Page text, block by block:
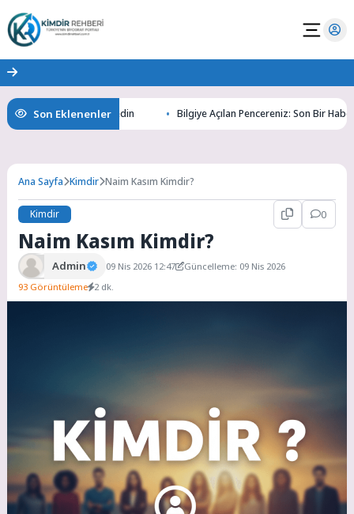
Son Eklenenler
Gizemlerini Keşfedin Bilgiye Açılan Pencereniz: Son Bir Haber ile
Ana Sayfa Kimdir Naim Kasım Kimdir?
Kimdir 0
Naim Kasım Kimdir?
Admin 09 Nis 2026 12:47
Güncelleme: 09 Nis 2026
93 Görüntüleme 2 dk.